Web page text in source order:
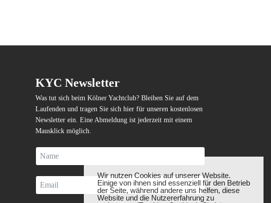
Wir nutzen Cookies auf unserer Website.
Einige von ihnen sind essenziell für den Betrieb
der Seite, während andere uns helfen, diese
Website und die Nutzererfahrung zu
KYC Newsletter
Was tut sich beim Kölner Yachtclub? Bleiben Sie auf dem
Laufenden und tragen Sie sich hier für unseren kostenlosen
Newsletter ein. Eine Abmeldung ist jederzeit mit einem
Mausklick möglich.